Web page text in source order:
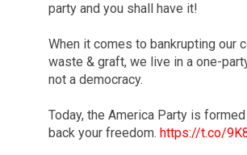
party and you shall have it!
When it comes to bankrupting our
waste & graft, we live in a one-
not a democracy.
Today, the America Party is
back your freedom. https://t.co/